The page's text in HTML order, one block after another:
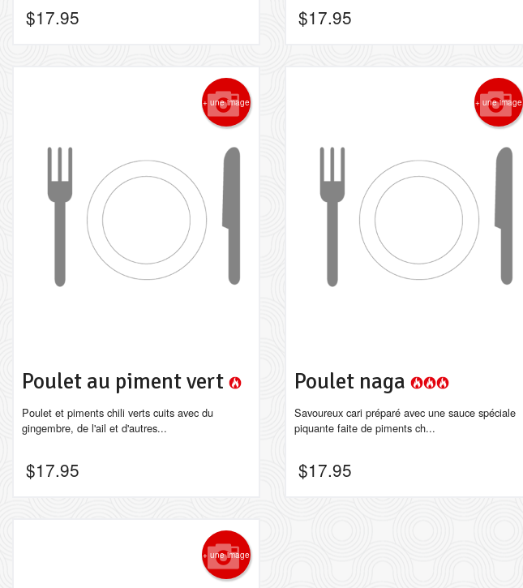
$17.95 $17.95
+ une image
Poulet au piment vert
Poulet et piments chili verts cuits avec du
gingembre, de l'ail et d'autres...
$17.95
+ une image
Poulet naga
Savoureux cari préparé avec une sauce spéciale
piquante faite de piments ch...
$17.95
+ une image